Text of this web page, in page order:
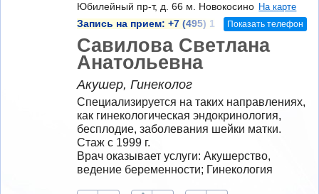
Юбилейный пр-т, д. 66 м. Новокосино На карте
Запись на прием: +7 (495) 1 Показать телефон
Савилова Светлана
Анатольевна
Акушер, Гинеколог
Специализируется на таких направлениях,
как гинекологическая эндокринология,
бесплодие, заболевания шейки матки.
Стаж с 1999 г.
Врач оказывает услуги: Акушерство,
ведение беременности; Гинекология